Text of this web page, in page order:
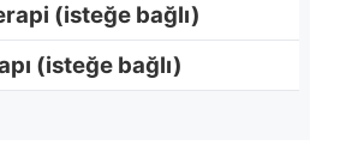
(isteğe bağlı)
(isteğe bağlı)